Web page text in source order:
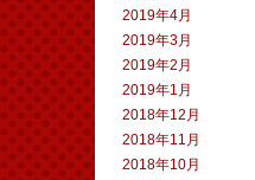
2019年4月
2019年3月
2019年2月
2019年1月
2018年12月
2018年11月
2018年10月